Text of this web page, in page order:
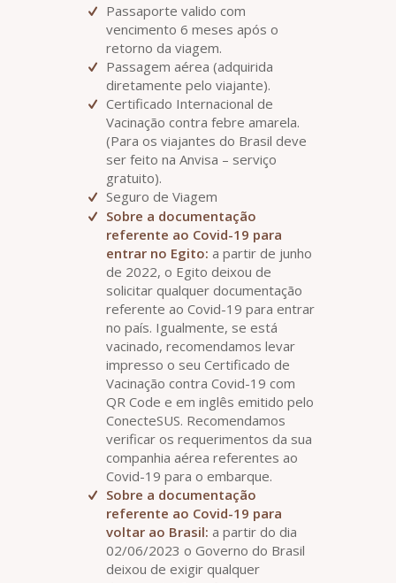
Passaporte valido com
vencimento 6 meses após o
retorno da viagem.
Passagem aérea (adquirida
diretamente pelo viajante).
Certificado Internacional de
Vacinação contra febre amarela.
(Para os viajantes do Brasil deve
ser feito na Anvisa – serviço
gratuito).
Seguro de Viagem
Sobre a documentação
referente ao Covid-19 para
entrar no Egito: a partir de junho
de 2022, o Egito deixou de
solicitar qualquer documentação
referente ao Covid-19 para entrar
no país. Igualmente, se está
vacinado, recomendamos levar
impresso o seu Certificado de
Vacinação contra Covid-19 com
QR Code e em inglês emitido pelo
ConecteSUS. Recomendamos
verificar os requerimentos da sua
companhia aérea referentes ao
Covid-19 para o embarque.
Sobre a documentação
referente ao Covid-19 para
voltar ao Brasil: a partir do dia
02/06/2023 o Governo do Brasil
deixou de exigir qualquer